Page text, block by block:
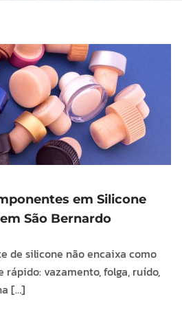
Contato
Blog
em Silicone
São Bernardo
de silicone não encaixa como
rápido: vazamento, folga, ruído,
[…]